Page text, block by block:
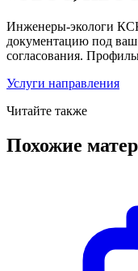
Инженеры-экологи
документацию под
согласования.
Услуги направления
Читайте также
Похожие